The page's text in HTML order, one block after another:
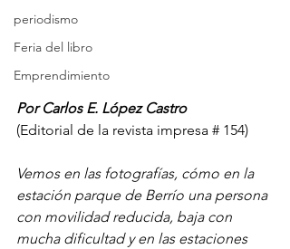
periodismo
Feria del libro
Emprendimiento
Por Carlos E. López Castro
(Editorial de la revista impresa # 154)
Vemos en las fotografías, cómo en la
estación parque de Berrío una persona
con movilidad reducida, baja con
mucha dificultad y en las estaciones